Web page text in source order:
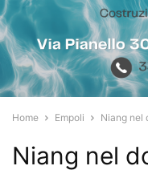
Home Empoli Niang nel
Niang nel